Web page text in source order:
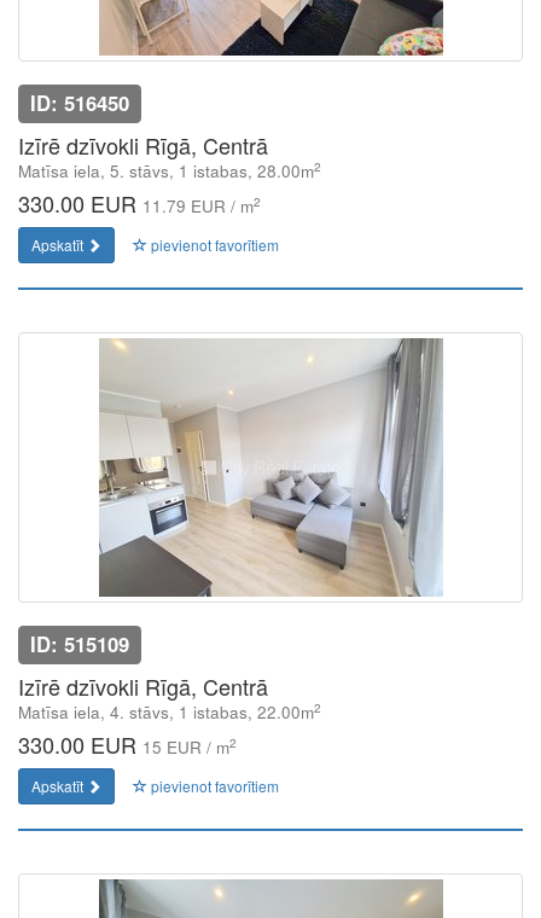
ID: 516450
Izīrē dzīvokli Rīgā, Centrā
Matīsa iela, 5. stāvs, 1 istabas, 28.00m2
330.00 EUR 11.79 EUR / m2
Apskatīt pievienot favorītiem
ID: 515109
Izīrē dzīvokli Rīgā, Centrā
Matīsa iela, 4. stāvs, 1 istabas, 22.00m2
330.00 EUR 15 EUR / m2
Apskatīt pievienot favorītiem